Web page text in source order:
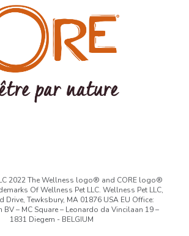
2022 The Wellness logo® and CORE logo®
Of Wellness Pet LLC. Wellness Pet LLC,
Drive, Tewksbury, MA 01876 USA EU Office:
– MC Square – Leonardo da Vincilaan 19 –
1831 Diegem - BELGIUM